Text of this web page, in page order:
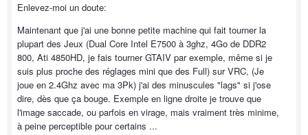
Enlevez-moi un doute:
Maintenant que j'ai une bonne petite machine qui fait tourner la
plupart des Jeux (Dual Core Intel E7500 à 3ghz, 4Go de DDR2
800, Ati 4850HD, je fais tourner GTAIV par exemple, même si je
suis plus proche des réglages mini que des Full) sur VRC, (Je
joue en 2.4Ghz avec ma 3Pk) j'ai des minuscules "lags" si j'ose
dire, dès que ça bouge. Exemple en ligne droite je trouve que
l'image saccade, ou parfois en virage, mais vraiment très minime,
à peine perceptible pour certains ...